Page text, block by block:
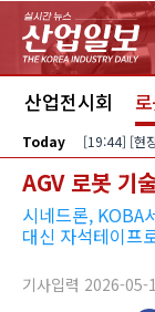
본문 바로가기
산업전시회
Today
AGV 로봇 기
시네드론, KOBA
대신 자석테이프
기사입력 2026-